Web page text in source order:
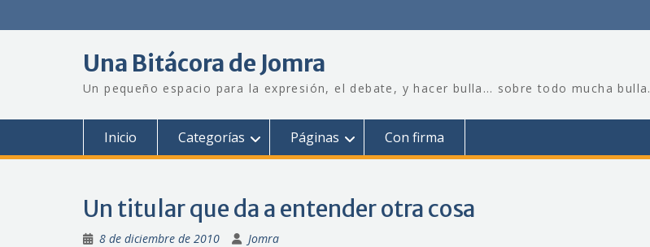
Una Bitácora de Jomra
Un pequeño espacio para la expresión, el debate, y hacer bulla… sobre todo mucha bulla.
Inicio Categorías Páginas Con firma
Un titular que da a entender otra cosa
8 de diciembre de 2010 Jomra